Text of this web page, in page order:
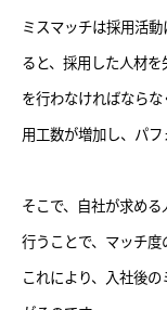
ミスマッチは採用活
ると、採用した人材
を行わなければなら
用工数が増加し、パフ
そこで、自社が求め
行うことで、マッチ度
これにより、入社後